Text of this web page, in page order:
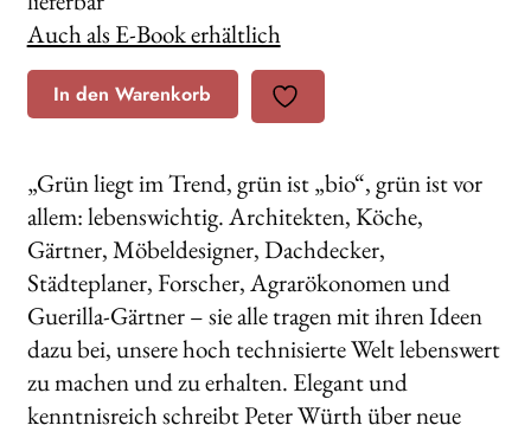
Auch als E-Book erhältlich
In den Warenkorb
„Grün liegt im Trend, grün ist „bio“, grün ist vor
allem: lebenswichtig. Architekten, Köche,
Gärtner, Möbeldesigner, Dachdecker,
Städteplaner, Forscher, Agrarökonomen und
Guerilla-Gärtner – sie alle tragen mit ihren Ideen
dazu bei, unsere hoch technisierte Welt lebenswert
zu machen und zu erhalten. Elegant und
kenntnisreich schreibt Peter Würth über neue